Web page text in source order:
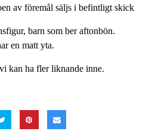
av föremål säljs i befintligt skick
barn som ber aftonbön.
en matt yta.
kan ha fler liknande inne.